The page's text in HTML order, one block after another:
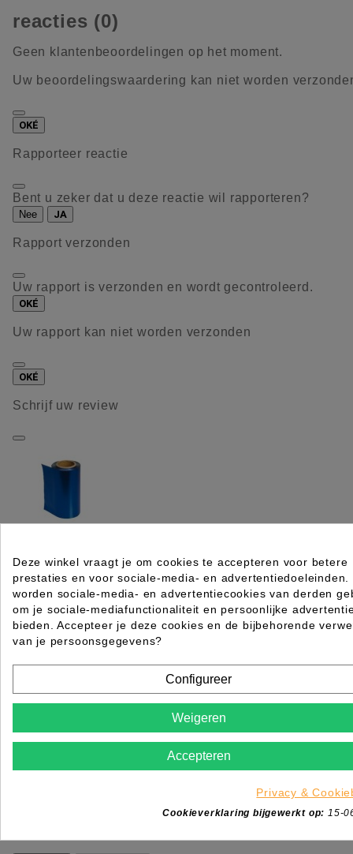
reacties (0)
Geen klantenbeoordelingen op het moment.
Uw beoordelingswaardering kan niet worden
OKÉ
Rapporteer reactie
Bent u zeker dat u deze reactie wil rapporteren?
Nee JA
Rapport verzonden
Uw rapport is verzonden en wordt gecontroleerd.
OKÉ
Uw rapport kan niet worden verzonden
OKÉ
Schrijf uw review
Aluminiumfolie 12cmx100m 480gr 15mu blauw
Rating forQuality
Please choose a rating for your review.
Uw beoordeling
Enim quis fugiat consequat elit minim nisi eu
Deze winkel vraagt je om cookies te accepteren voor betere
prestaties en voor sociale-media- en advertentiedoeleinden.
worden sociale-media- en advertentiecookies van derden
om je sociale-mediafunctionaliteit en persoonlijke
bieden. Accepteer je deze cookies en de bijbehorende
van je persoonsgegevens?
Configureer
Weigeren
Accepteren
Privacy &
Cookieverklaring bijgewerkt op: 15-